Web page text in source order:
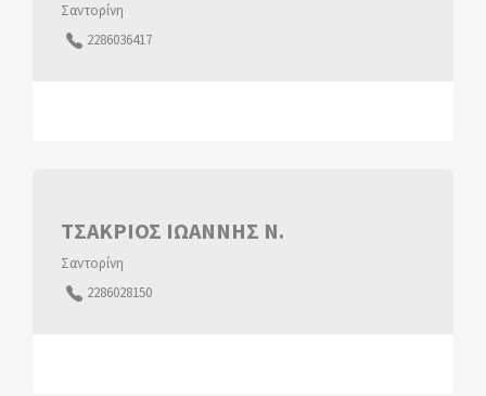
Σαντορίνη
2286036417
ΤΣΑΚΡΙΟΣ ΙΩΑΝΝΗΣ Ν.
Σαντορίνη
2286028150